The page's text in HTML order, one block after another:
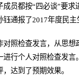
员都按“四必谈”要
通报了2017年度民主
对照检查发言，从思
行个人对照检查发
达到了预期效果。